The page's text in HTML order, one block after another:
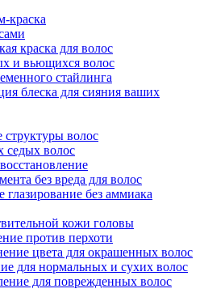
краска
краска для волос
и вьющихся волос
стайлинга
блеска для сияния ваших
структуры волос
седых волос
без вреда для волос
без аммиака
кожи головы
против перхоти
цвета для окрашенных волос
для нормальных и сухих волос
для поврежденных волос